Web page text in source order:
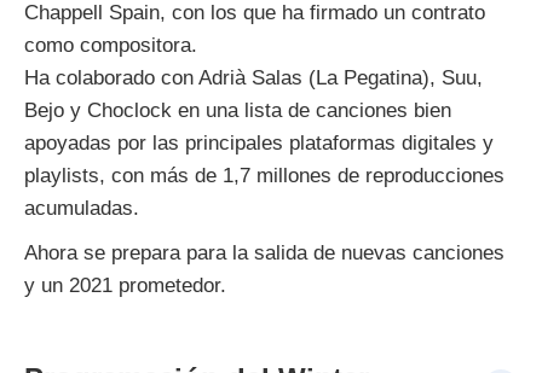
Chappell Spain, con los que ha firmado un contrato
como compositora.
Ha colaborado con Adrià Salas (La Pegatina), Suu,
Bejo y Choclock en una lista de canciones bien
apoyadas por las principales plataformas digitales y
playlists, con más de 1,7 millones de reproducciones
acumuladas.
Ahora se prepara para la salida de nuevas canciones
y un 2021 prometedor.